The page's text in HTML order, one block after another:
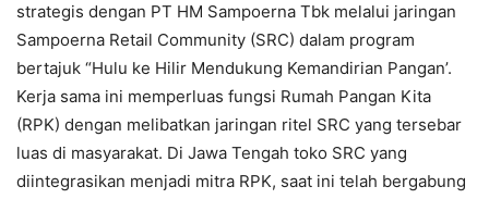
strategis dengan PT HM Sampoerna Tbk melalui jaringan
Sampoerna Retail Community (SRC) dalam program
bertajuk “Hulu ke Hilir Mendukung Kemandirian Pangan’.
Kerja sama ini memperluas fungsi Rumah Pangan Kita
(RPK) dengan melibatkan jaringan ritel SRC yang tersebar
luas di masyarakat. Di Jawa Tengah toko SRC yang
diintegrasikan menjadi mitra RPK, saat ini telah bergabung